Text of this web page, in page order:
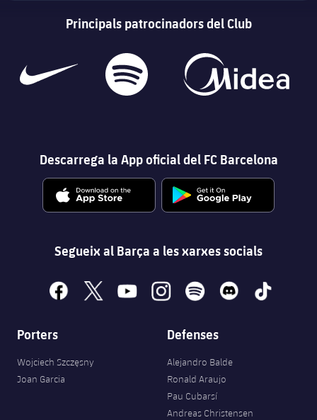
Principals patrocinadors del Club
Descarrega la App oficial del FC Barcelona
Segueix al Barça a les xarxes socials
facebook
x youtubeinstagramspotify discord tiktok
Porters
Wojciech Szczęsny
Joan Garcia
Defenses
Alejandro Balde
Ronald Araujo
Pau Cubarsí
Andreas Christensen